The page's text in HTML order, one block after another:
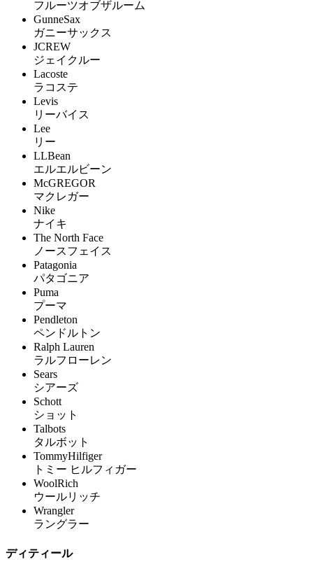
フルーツオブザルーム
GunneSax
ガニーサックス
JCREW
ジェイクルー
Lacoste
ラコステ
Levis
リーバイス
Lee
リー
LLBean
エルエルビーン
McGREGOR
マクレガー
Nike
ナイキ
The North Face
ノースフェイス
Patagonia
パタゴニア
Puma
プーマ
Pendleton
ペンドルトン
Ralph Lauren
ラルフローレン
Sears
シアーズ
Schott
ショット
Talbots
タルボット
TommyHilfiger
トミー ヒルフィガー
WoolRich
ウールリッチ
Wrangler
ラングラー
ディティール